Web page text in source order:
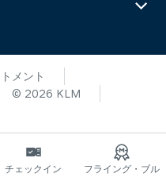
メント
© 2026 KLM
チェックイン
フライング・ブル